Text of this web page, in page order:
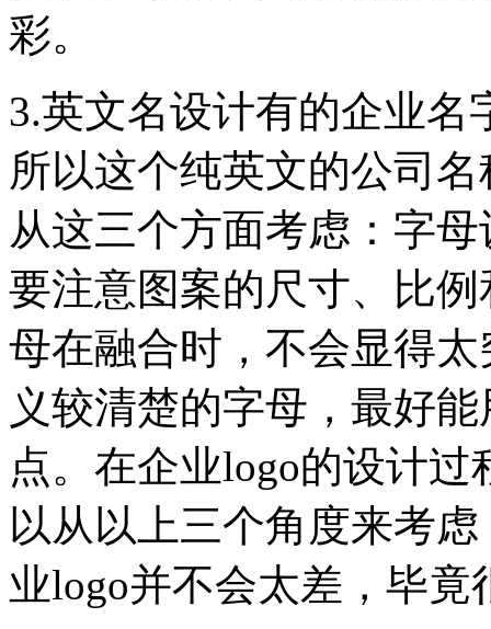
彩。
3.英文名设计有的企业
所以这个纯英文的公司
从这三个方面考虑：字
要注意图案的尺寸、比
母在融合时，不会显得
义较清楚的字母，最好
点。在企业logo的设计
以从以上三个角度来考
业logo并不会太差，毕